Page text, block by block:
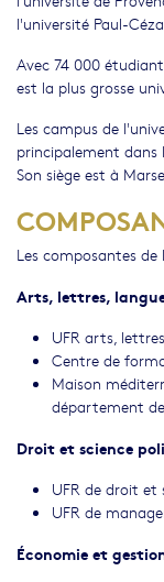
l'université Paul-
Avec 74 000
est la plus grosse
Les campus de
principalement dans
Son siège est à
Les composantes
Arts, lettres,
UFR arts,
Centre de
Maison
département
Droit et science
UFR de droit et
UFR de
Économie et